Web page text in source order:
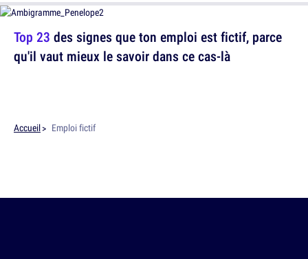
Top 23 des signes que ton emploi est fictif, parce
qu'il vaut mieux le savoir dans ce cas-là
Accueil Emploi fictif